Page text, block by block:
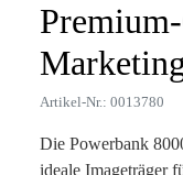
Artikel-Nr.: 0013780
Die Powerbank
ideale Imageträger